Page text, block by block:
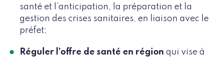
santé et l’anticipation, la préparation et la
gestion des crises sanitaires, en liaison avec le
préfet;
Réguler l’offre de santé en région qui vise à